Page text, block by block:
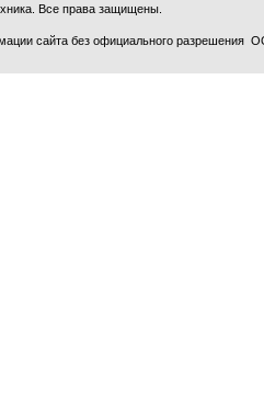
Все права защищены.
сайта без официального разрешения